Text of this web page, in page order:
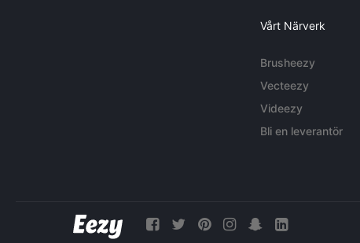
Vårt Närverk
Brusheezy
Vecteezy
Videezy
Bli en leverantör